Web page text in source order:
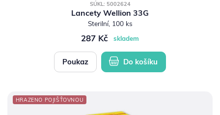
SÚKL: 5002624
Lancety Wellion 33G
Sterilní, 100 ks
287 Kč skladem
Poukaz Do košíku
HRAZENO POJIŠŤOVNOU